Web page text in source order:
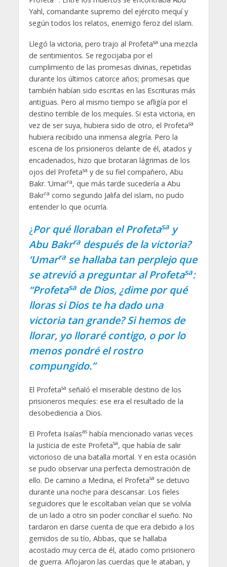
Yahl, comandante supremo del ejército mequí y
según todos los relatos, enemigo feroz del islam.
Llegó la victoria, pero trajo al Profetasa una mezcla
de sentimientos. Se regocijaba por el
cumplimiento de las promesas divinas, repetidas
durante los últimos catorce años; promesas que
también habían sido escritas en las Escrituras más
antiguas. Pero al mismo tiempo se afligía por el
destino terrible de los mequíes. Si esta victoria, en
vez de ser suya, hubiera sido de otro, el Profetasa
hubiera recibido una inmensa alegría. Pero la
escena de los prisioneros delante de él, atados y
encadenados, hizo que brotaran lágrimas de los
ojos del Profetasa y de su fiel compañero, Abu
Bakr. ‘Umarra, que más tarde sucedería a Abu
Bakrra como segundo Jalifa del islam, no pudo
entender lo que ocurría.
¿Por qué lloraban el Profetasay
Abu Bakrradespués de la victoria?
‘Umarrase hallaba tan perplejo que
se atrevió a preguntar al Profetasa:
“Profetasade Dios, ¿dime por qué
lloras si Dios te ha dado una
victoria tan grande? Si hemos de
llorar, yo lloraré contigo, o por lo
menos pondré el rostro
compungido.”
El Profetasa señaló el miserable destino de los
prisioneros mequíes: ese era el resultado de la
desobediencia a Dios.
El Profeta Isaíasashabía mencionado varias veces
la justicia de este Profetasa, que había de salir
victorioso de una batalla mortal. Y en esta ocasión
se pudo observar una perfecta demostración de
ello. De camino a Medina, el Profetasa se detuvo
durante una noche para descansar. Los fieles
seguidores que le escoltaban veían que se volvía
de un lado a otro sin poder conciliar el sueño. No
tardaron en darse cuenta de que era debido a los
gemidos de su tío, Abbas, que se hallaba
acostado muy cerca de él, atado como prisionero
de guerra. Aflojaron las cuerdas que le ataban, y